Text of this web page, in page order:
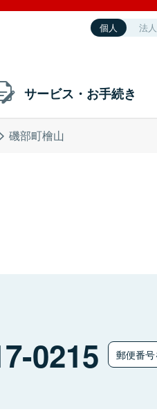
個人 法人
サービス・お手続き
磯部町檜山
0215 郵便番